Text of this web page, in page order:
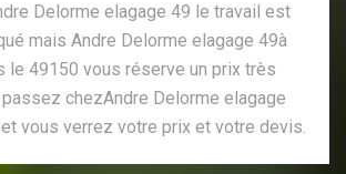
Delorme elagage 49 le travail est
mais Andre Delorme elagage 49à
le 49150 vous réserve un prix très
chezAndre Delorme elagage
vous verrez votre prix et votre devis.